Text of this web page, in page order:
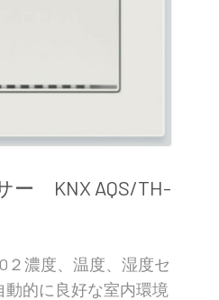
ー KNX AQS/TH-
２濃度、温度、湿度セ
動的に良好な室内環境